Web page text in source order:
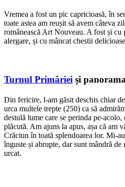
Vremea a fost un pic capricioasă, în
toate astea am reușit să avem câteva
românească Art Nouveau. A fost și cu
alergare, și cu mâncat chestii
Turnul Primăriei și panorama
Din fericire, l-am găsit deschis chiar
urca multele trepte (250) ca să
destulă lume care se perinda pe-
plăcută. Am ajuns la apus, așa că am
Crăciun în toată splendoarea lor. Mi-
înguste și abrupte, dar sunt mândră de
urcat.